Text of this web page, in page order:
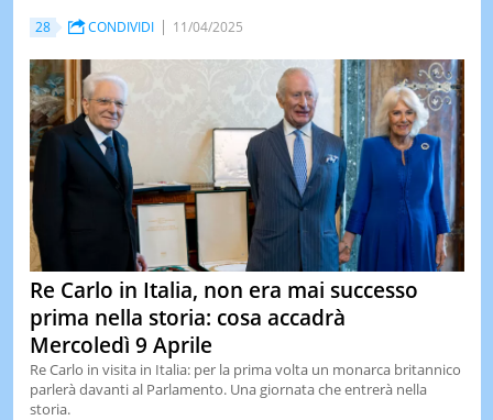
28 CONDIVIDI 11/04/2025
Re Carlo in Italia, non era mai successo
prima nella storia: cosa accadrà
Mercoledì 9 Aprile
Re Carlo in visita in Italia: per la prima volta un monarca britannico
parlerà davanti al Parlamento. Una giornata che entrerà nella
storia.